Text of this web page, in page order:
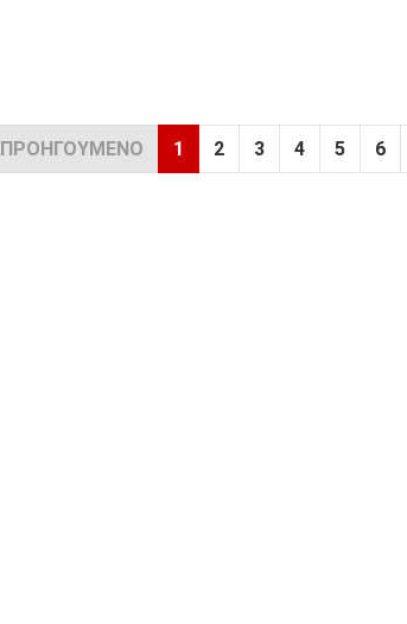
ΠΡΟΗΓΟΎΜΕΝΟ 1 2 3 4 5 6